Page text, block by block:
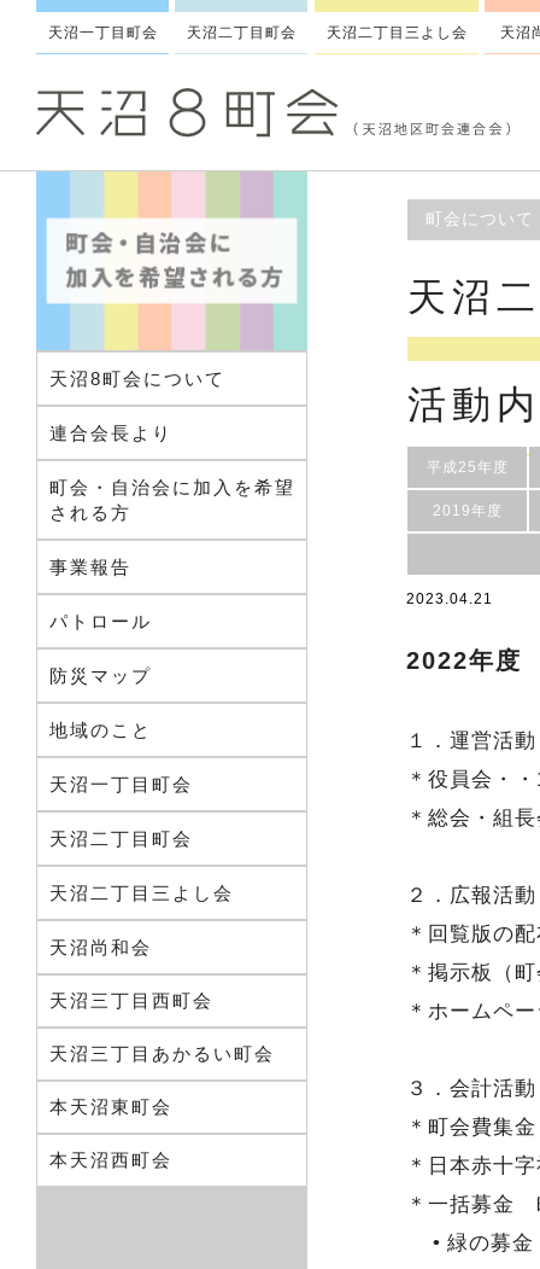
天沼一丁目町会 天沼二丁目町会 天沼二丁目三よし会 天沼
天沼8町会について
連合会長より
町会・自治会に加入を希望
される方
事業報告
パトロール
防災マップ
地域のこと
天沼一丁目町会
天沼二丁目町会
天沼二丁目三よし会
天沼尚和会
天沼三丁目西町会
天沼三丁目あかるい町会
本天沼東町会
本天沼西町会
町会について
天沼
活動
平成25年度
2019年度
2023.04.21
2022年
１．運営活動
＊役員会・
＊総会・組
２．広報活動
＊回覧版の
＊掲示板（
＊ホームペ
３．会計活動
＊町会費集
＊日本赤十
＊一括募金
緑の募